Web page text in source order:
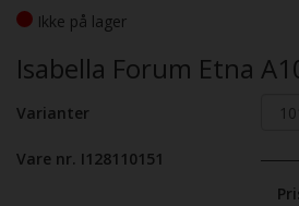
Ikke på lager
Isabella Forum Etna
Varianter
Vare nr. I128110151